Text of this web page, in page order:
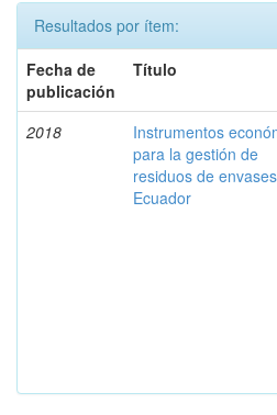
Resultados por ítem:
Fecha de
publicación
Título
2018
Instrumentos
para la gestión de
residuos de
Ecuador